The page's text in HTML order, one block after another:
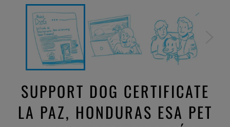
SUPPORT DOG CERTIFICATE
LA PAZ, HONDURAS ESA PET